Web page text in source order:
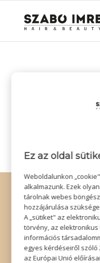
© Copyright - Szabó Imre
Impresszum|Adatkezelési
Ez az oldal
Weboldalunkon
alkalmazunk. Ezek
tárolnak webes
hozzájárulása
A „sütiket" az
törvény, az
információs
egyes kérdéseiről szóló
az Európai Unió